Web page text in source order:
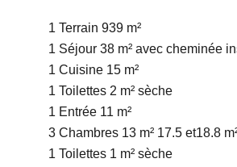
1 Terrain 939 m²
1 Séjour 38 m² avec cheminée
1 Cuisine 15 m²
1 Toilettes 2 m² sèche
1 Entrée 11 m²
3 Chambres 13 m² 17.5 et18.8
1 Toilettes 1 m² sèche